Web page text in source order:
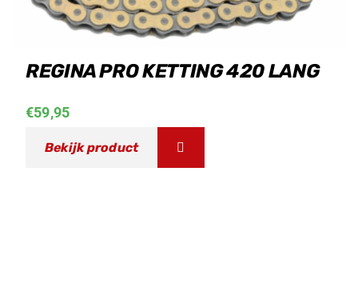
REGINA PRO KETTING 420 LANG
€59,95
Bekijk product